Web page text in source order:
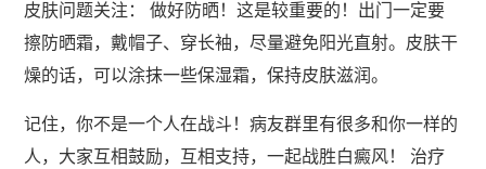
皮肤问题关注： 做好防晒！这是较重要的！出门一定要
擦防晒霜，戴帽子、穿长袖，尽量避免阳光直射。皮肤干
燥的话，可以涂抹一些保湿霜，保持皮肤滋润。
记住，你不是一个人在战斗！病友群里有很多和你一样的
人，大家互相鼓励，互相支持，一起战胜白癜风！ 治疗